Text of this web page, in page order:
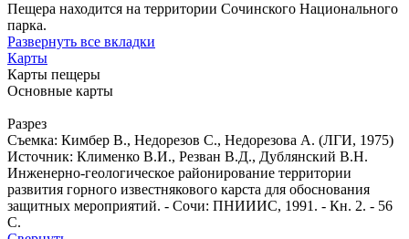
Пещера находится на территории Сочинского Национального
парка.
Развернуть все вкладки
Карты
Карты пещеры
Основные карты
Разрез
Съемка: Кимбер В., Недорезов С., Недорезова А. (ЛГИ, 1975)
Источник: Клименко В.И., Резван В.Д., Дублянский В.Н.
Инженерно-геологическое районирование территории
развития горного известнякового карста для обоснования
защитных мероприятий. - Сочи: ПНИИИС, 1991. - Кн. 2. - 56
С.